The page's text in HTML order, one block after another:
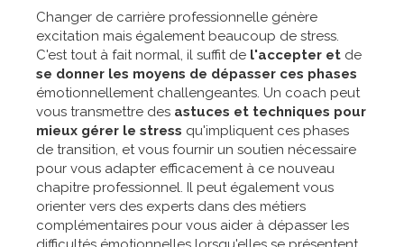
Changer de carrière professionnelle génère
excitation mais également beaucoup de stress.
C'est tout à fait normal, il suffit de l'accepter et de
se donner les moyens de dépasser ces phases
émotionnellement challengeantes. Un coach peut
vous transmettre des astuces et techniques pour
mieux gérer le stress qu'impliquent ces phases
de transition, et vous fournir un soutien nécessaire
pour vous adapter efficacement à ce nouveau
chapitre professionnel. Il peut également vous
orienter vers des experts dans des métiers
complémentaires pour vous aider à dépasser les